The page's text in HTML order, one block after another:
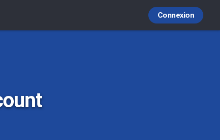
Connexion